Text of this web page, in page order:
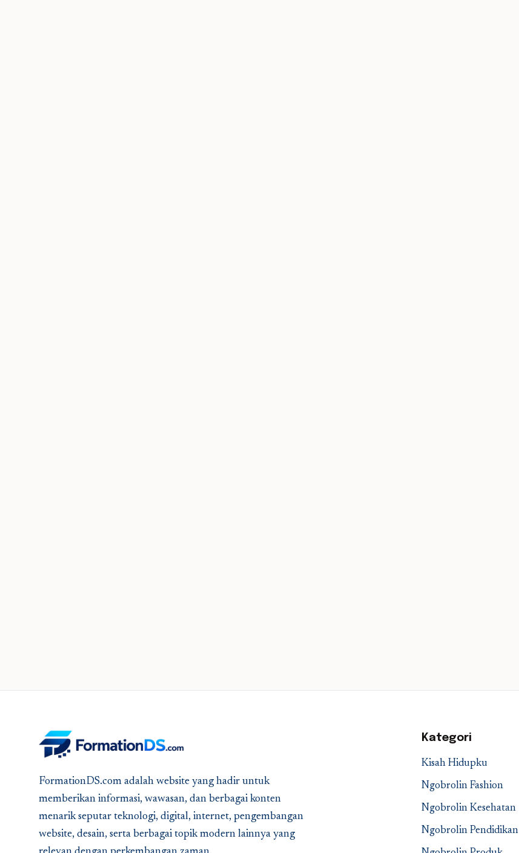
FormationDS.com adalah website yang hadir untuk
memberikan informasi, wawasan, dan berbagai konten
menarik seputar teknologi, digital, internet, pengembangan
website, desain, serta berbagai topik modern lainnya yang
Kategori
Kisah Hidupku
Ngobrolin Fashion
Ngobrolin Kesehatan
Ngobrolin Pendidikan